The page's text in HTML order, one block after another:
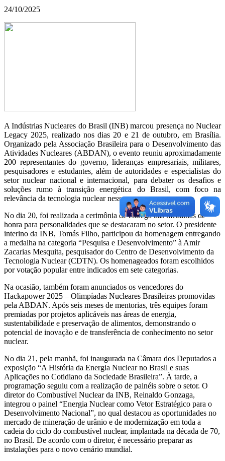
24/10/2025
A Indústrias Nucleares do Brasil (INB) marcou presença no Nuclear
Legacy 2025, realizado nos dias 20 e 21 de outubro, em Brasília.
Organizado pela Associação Brasileira para o Desenvolvimento das
Atividades Nucleares (ABDAN), o evento reuniu aproximadamente
200 representantes do governo, lideranças empresariais, militares,
pesquisadores e estudantes, além de autoridades e especialistas do
setor nuclear nacional e internacional, para debater os desafios e
soluções rumo à transição energética do Brasil, com foco na
relevância da tecnologia nuclear nesse processo.
No dia 20, foi realizada a cerimônia de entrega das medalhas de
honra para personalidades que se destacaram no setor. O presidente
interino da INB, Tomás Filho, participou da homenagem entregando
a medalha na categoria “Pesquisa e Desenvolvimento” à Amir
Zacarias Mesquita, pesquisador do Centro de Desenvolvimento da
Tecnologia Nuclear (CDTN). Os homenageados foram escolhidos
por votação popular entre indicados em sete categorias.
Na ocasião, também foram anunciados os vencedores do
Hackapower 2025 – Olimpíadas Nucleares Brasileiras promovidas
pela ABDAN. Após seis meses de mentorias, três equipes foram
premiadas por projetos aplicáveis nas áreas de energia,
sustentabilidade e preservação de alimentos, demonstrando o
potencial de inovação e de transferência de conhecimento no setor
nuclear.
No dia 21, pela manhã, foi inaugurada na Câmara dos Deputados a
exposição “A História da Energia Nuclear no Brasil e suas
Aplicações no Cotidiano da Sociedade Brasileira”. À tarde, a
programação seguiu com a realização de painéis sobre o setor. O
diretor do Combustível Nuclear da INB, Reinaldo Gonzaga,
integrou o painel “Energia Nuclear como Vetor Estratégico para o
Desenvolvimento Nacional”, no qual destacou as oportunidades no
mercado de mineração de urânio e de modernização em toda a
cadeia do ciclo do combustível nuclear, implantada na década de 70,
no Brasil. De acordo com o diretor, é necessário preparar as
instalações para o novo cenário mundial.